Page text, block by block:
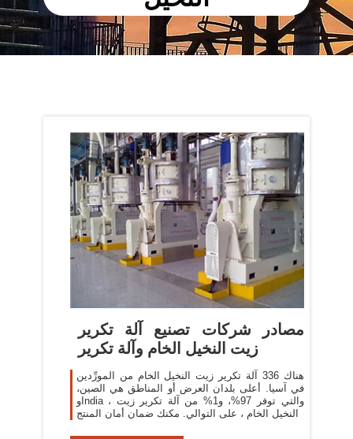
مصادر شركات تصنيع آلة تكرير
زيت النخيل الخام وآلة تكرير
هناك 336 آلة تكرير زيت النخيل الخام من المورِّدين
في آسيا. أعلى بلدان العرض أو المناطق هي الصين،
وIndia ، والتي توفر 97%، و1% من آلة تكرير زيت
النخيل الخام ، على التوالي. مكنك ضمان أمان المنتج